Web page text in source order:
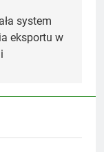
system
eksportu w